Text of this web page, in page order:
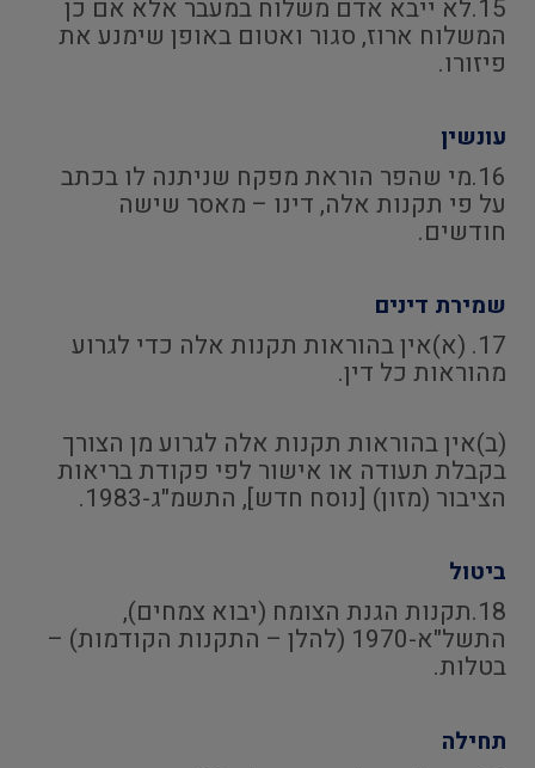
15.לא ייבא אדם משלוח במעבר אלא אם כן
המשלוח ארוז, סגור ואטום באופן שימנע את
פיזורו.
עונשין
16.מי שהפר הוראת מפקח שניתנה לו בכתב
על פי תקנות אלה, דינו – מאסר שישה
חודשים.
שמירת דינים
17. (א)אין בהוראות תקנות אלה כדי לגרוע
מהוראות כל דין.
(ב)אין בהוראות תקנות אלה לגרוע מן הצורך
בקבלת תעודה או אישור לפי פקודת בריאות
הציבור (מזון) [נוסח חדש], התשמ"ג-1983.
ביטול
18.תקנות הגנת הצומח (יבוא צמחים),
התשל"א-1970 (להלן – התקנות הקודמות) –
בטלות.
תחילה